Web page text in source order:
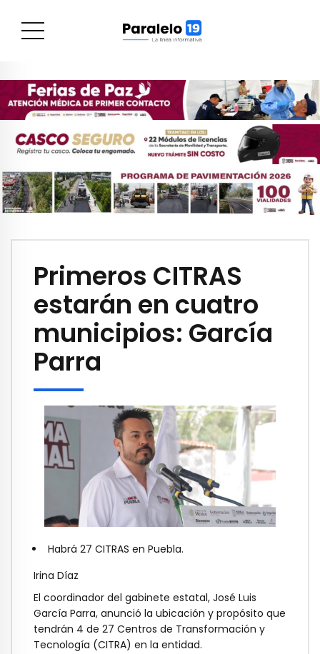
Primeros CITRAS
estarán en cuatro
municipios: García
Parra
Habrá 27 CITRAS en Puebla.
Irina Díaz
El coordinador del gabinete estatal, José Luis
García Parra, anunció la ubicación y propósito que
tendrán 4 de 27 Centros de Transformación y
Tecnología (CITRA) en la entidad.